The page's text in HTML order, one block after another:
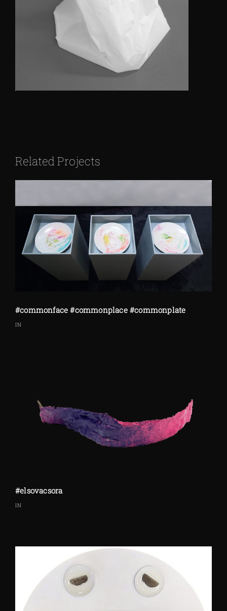
Related Projects
#commonface #commonplace #commonplate
IN
#elsovacsora
IN